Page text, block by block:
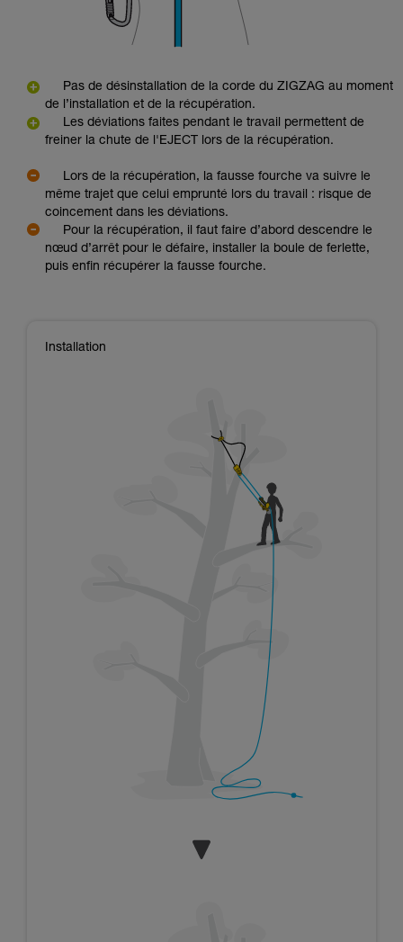
Pas de désinstallation de la corde du ZIGZAG au moment
de l’installation et de la récupération.
Les déviations faites pendant le travail permettent de
freiner la chute de l'EJECT lors de la récupération.
Lors de la récupération, la fausse fourche va suivre le
même trajet que celui emprunté lors du travail : risque de
coincement dans les déviations.
Pour la récupération, il faut faire d’abord descendre le
nœud d’arrêt pour le défaire, installer la boule de ferlette,
puis enfin récupérer la fausse fourche.
Installation